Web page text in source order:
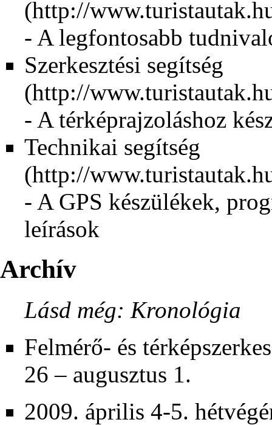
- A legfontosabb
Szerkesztési segítség
- A térképrajzoláshoz
Technikai segítség
- A GPS készülékek,
leírások
Archív
Lásd még: Kronológia
Felmérő- és
26 – augusztus 1.
2009. április 4-5.